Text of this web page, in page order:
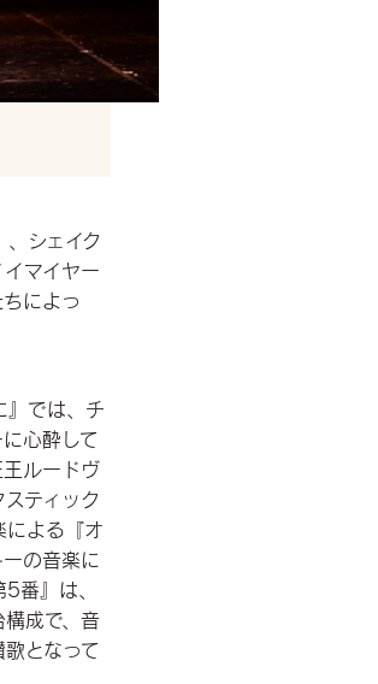
シェイク
マイヤー
によっ
』では、チ
心酔して
ルードヴ
ティック
による『オ
の音楽に
番』は、
成で、音
となって